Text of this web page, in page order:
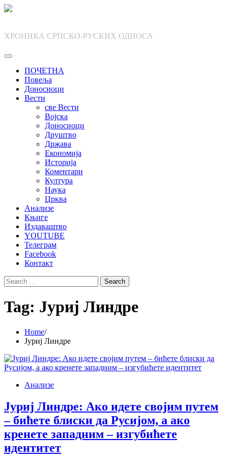
Skip
ХРОНИКА СРПСКО-РУСКИХ ОДНОСА
ПОЧЕТНА
Повеља
Доносиоци
Вести
све Вести
Војска
Доносиоци
Друштво
Држава
Економија
Историја
Коментари
Култура
Наука
Црква
Анализе
Књиге
Издаваштво
YOUTUBE
Телеграм
Facebook
Контакт
Search
for:
Tag: Јуриј Линдре
Home
Јуриј Линдре
Анализе
Јуриј Линдре: Ако идете својим путем
– бићете блиски да Русијом, а ако
кренете западним – изгубићете
идентитет